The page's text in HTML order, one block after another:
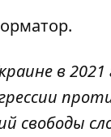
.
в 2021
свободы